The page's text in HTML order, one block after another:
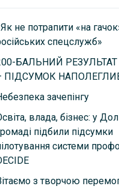
не потрапити «на
спецслужб»
БАЛЬНИЙ
ПІДСУМОК
зачепінгу
влада, бізнес: у
підбили підсумки
системи
з творчою